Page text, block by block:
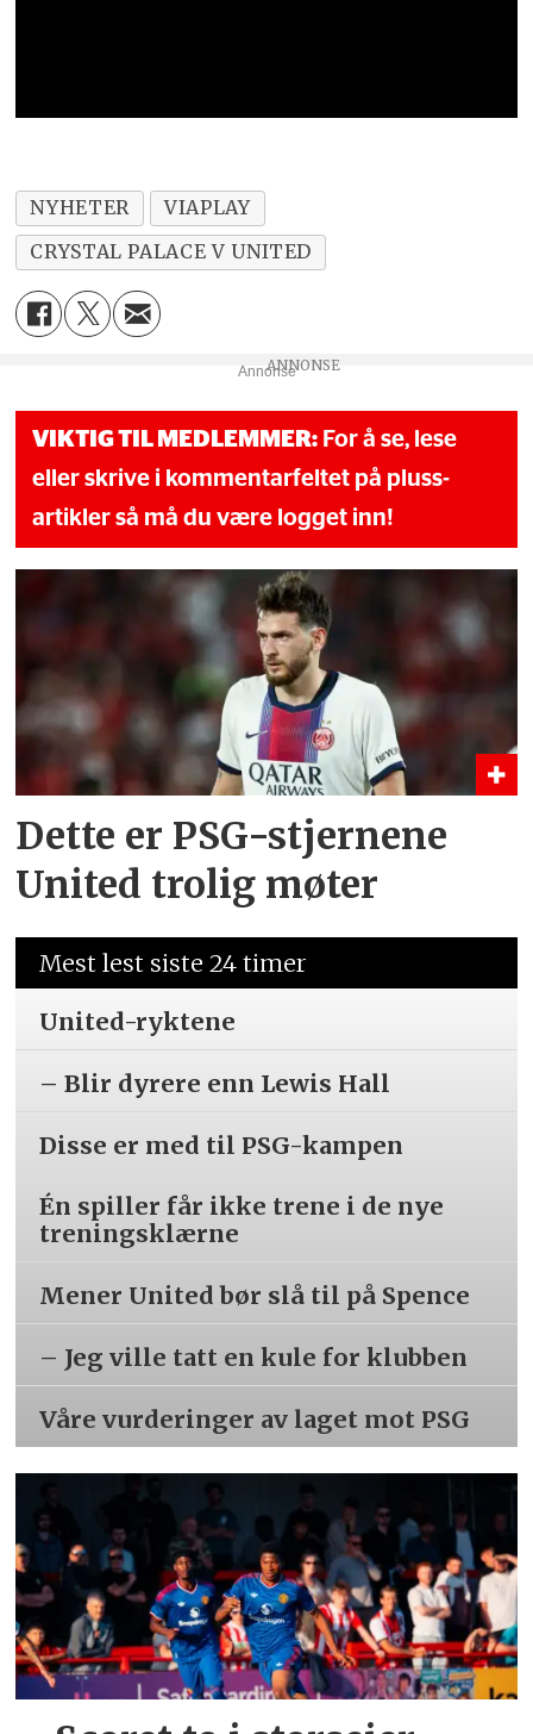
NYHETER
VIAPLAY
CRYSTAL PALACE V UNITED
Annonse
VIKTIG TIL MEDLEMMER: For å se, lese
eller skrive i kommentarfeltet på pluss-
artikler så må du være logget inn!
Dette er PSG-stjernene
United trolig møter
Mest lest siste 24 timer
United-ryktene
– Blir dyrere enn Lewis Hall
Disse er med til PSG-kampen
Én spiller får ikke trene i de nye
treningsklærne
Mener United bør slå til på Spence
– Jeg ville tatt en kule for klubben
Våre vurderinger av laget mot PSG